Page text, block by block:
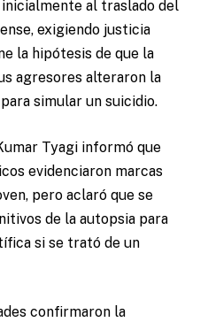
al traslado del
exigiendo justicia
la hipótesis de que la
agresores alteraron la
simular un suicidio.
Tyagi informó que
evidenciaron marcas
pero aclaró que se
de la autopsia para
si se trató de un
confirmaron la